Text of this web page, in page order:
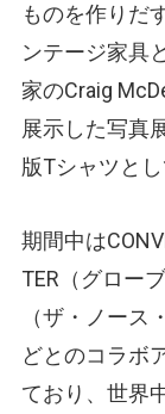
ものを作りだ
ンテージ家具
家のCraig
展示した写真
版Tシャツと
期間中は
TER（グロー
（ザ・ノース
どとのコラボ
ており、世界